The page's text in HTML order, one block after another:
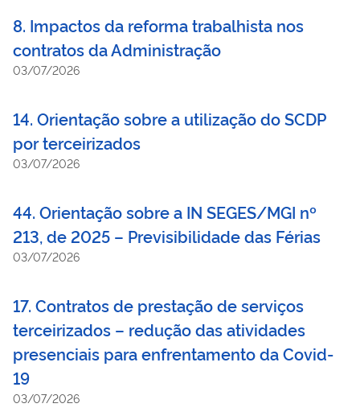
de que trata o inciso I, art. 3º, do Decreto n.º 12.174, de 11 de
setembro de 2024, no âmbito da administração pública
federal direta, autárquica e fundacional.
8. Impactos da reforma trabalhista nos
contratos da Administração
03/07/2026
14. Orientação sobre a utilização do SCDP
por terceirizados
03/07/2026
44. Orientação sobre a IN SEGES/MGI nº
213, de 2025 – Previsibilidade das Férias
03/07/2026
17. Contratos de prestação de serviços
terceirizados – redução das atividades
presenciais para enfrentamento da Covid-
19
03/07/2026